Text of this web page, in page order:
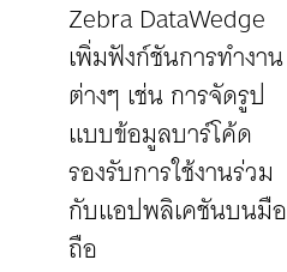
Zebra DataWedge
เพิ่มฟังก์ชันการทำงาน
ต่างๆ เช่น การจัดรูป
แบบข้อมูลบาร์โค้ด
รองรับการใช้งานร่วม
กับแอปพลิเคชันบนมือ
ถือ